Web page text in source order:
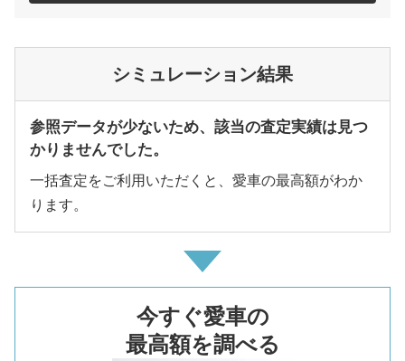
シミュレーション結果
参照データが少ないため、該当の査定実績は見つ
かりませんでした。
一括査定をご利用いただくと、愛車の最高額がわか
ります。
今すぐ愛車の
最高額を調べる